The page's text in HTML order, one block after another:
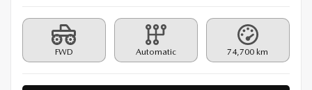
FWD Automatic 74,700 km